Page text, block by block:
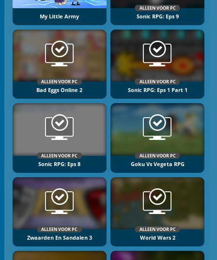
My Little Army
ALLEEN VOOR PC
Sonic RPG: Eps 9
ALLEEN VOOR PC
Bad Eggs Online 2
ALLEEN VOOR PC
Sonic RPG: Eps 1 Part 1
ALLEEN VOOR PC
Sonic RPG: Eps 8
ALLEEN VOOR PC
Goku Vs Vegeta RPG
ALLEEN VOOR PC
Zwaarden En Sandalen 3
ALLEEN VOOR PC
World Wars 2